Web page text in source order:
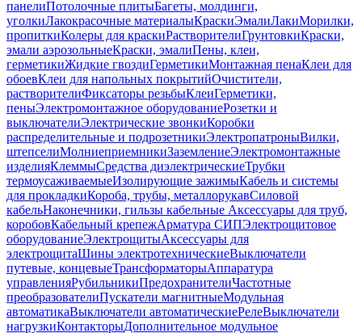
панелиПотолочные плитыБагеты, молдинги,
уголкиЛакокрасочные материалыКраскиЭмалиЛакиМорилки,
пропиткиКолеры для краскиРастворителиГрунтовкиКраски,
эмали аэрозольныеКраски, эмалиПены, клеи,
герметикиЖидкие гвоздиГерметикиМонтажная пенаКлеи для
обоевКлеи для напольных покрытийОчистители,
растворителиФиксаторы резьбыКлеиГерметики,
пеныЭлектромонтажное оборудованиеРозетки и
выключателиЭлектрические звонкиКоробки
распределительные и подрозетникиЭлектропатроныВилки,
штепселиМолниеприемникиЗаземлениеЭлектромонтажные
изделияКлеммыСредства диэлектрическиеТрубки
термоусаживаемыеИзолирующие зажимыКабель и системы
для прокладкиКороба, трубы, металлорукавСиловой
кабельНаконечники, гильзы кабельные Аксессуары для труб,
коробовКабельный крепежАрматура СИПЭлектрощитовое
оборудованиеЭлектрощитыАксессуары для
электрощитаШины электротехническиеВыключатели
путевые, концевыеТрансформаторыАппаратура
управленияРубильникиПредохранителиЧастотные
преобразователиПускатели магнитныеМодульная
автоматикаВыключатели автоматическиеРелеВыключатели
нагрузкиКонтакторыДополнительное модульное